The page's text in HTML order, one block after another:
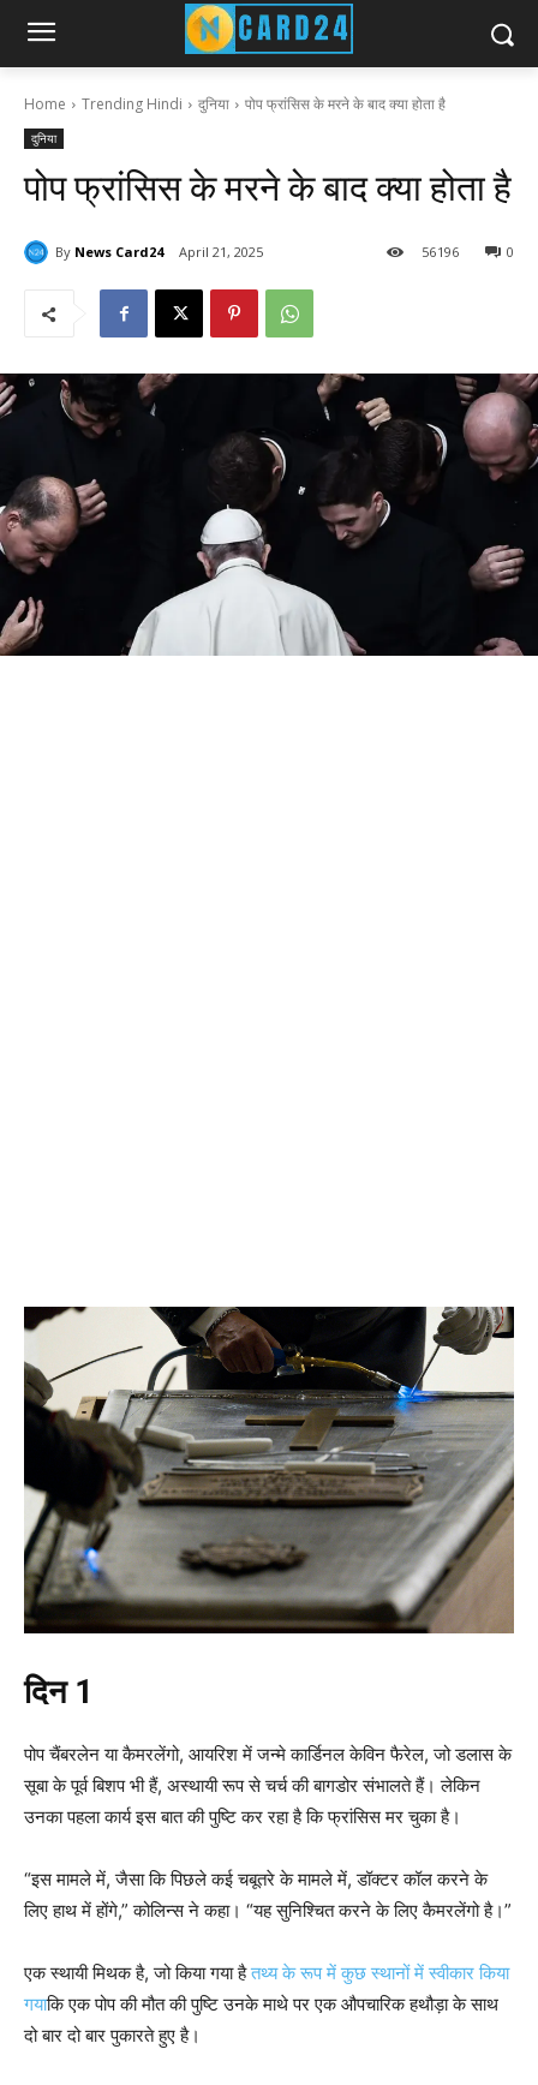
Home Trending Hindi दुनिया पोप फ्रांसिस के मरने के बाद क्या होता है
दुनिया
पोप फ्रांसिस के मरने के बाद क्या होता है
By News Card24 April 21, 2025 0
56196
दिन 1
पोप चैंबरलेन या कैमरलेंगो, आयरिश में जन्मे कार्डिनल केविन फैरेल, जो डलास के
सूबा के पूर्व बिशप भी हैं, अस्थायी रूप से चर्च की बागडोर संभालते हैं। लेकिन
उनका पहला कार्य इस बात की पुष्टि कर रहा है कि फ्रांसिस मर चुका है।
“इस मामले में, जैसा कि पिछले कई चबूतरे के मामले में, डॉक्टर कॉल करने के
लिए हाथ में होंगे,” कोलिन्स ने कहा। “यह सुनिश्चित करने के लिए कैमरलेंगो है।”
एक स्थायी मिथक है, जो किया गया हैतथ्य के रूप में कुछ स्थानों में स्वीकार किया
गयाकि एक पोप की मौत की पुष्टि उनके माथे पर एक औपचारिक हथौड़ा के साथ
दो बार दो बार पुकारते हुए है।